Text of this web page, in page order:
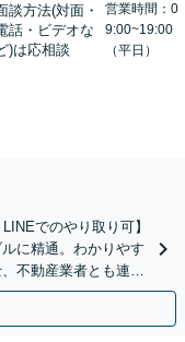
談方法(対面・
話・ビデオな
)は応相談
営業時間：0
9:00~19:00
（平日）
でのやり取り可】
に精通。わかりやす
不動産業者とも連携
】